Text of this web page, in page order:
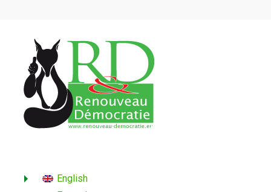
English